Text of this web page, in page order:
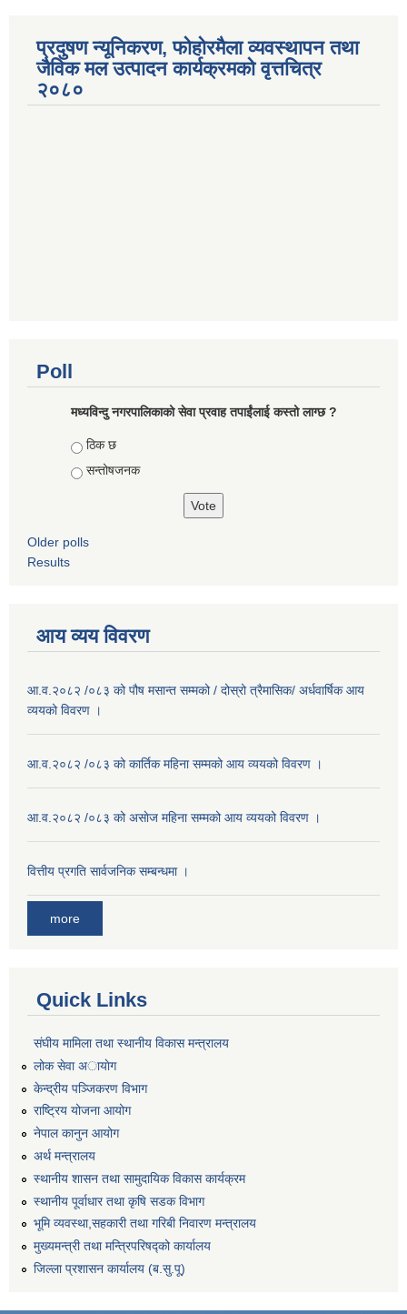
प्रदुषण न्यूनिकरण, फोहोरमैला व्यवस्थापन तथा
जैविक मल उत्पादन कार्यक्रमको वृत्तचित्र
२०८०
Poll
मध्यविन्दु नगरपालिकाको सेवा प्रवाह तपाईंलाई कस्तो लाग्छ ?
Choices
ठिक छ
सन्तोषजनक
Older polls
Results
आय व्यय विवरण
आ.व.२०८२ /०८३ को पौष मसान्त सम्मको / दोस्रो त्रैमासिक/ अर्धवार्षिक आय
व्ययको विवरण ।
आ.व.२०८२ /०८३ को कार्तिक महिना सम्मको आय व्ययको विवरण ।
आ.व.२०८२ /०८३ को असाेज महिना सम्मको आय व्ययको विवरण ।
वित्तीय प्रगति सार्वजनिक सम्बन्धमा ।
more
Quick Links
संघीय मामिला तथा स्थानीय विकास मन्त्रालय
लोक सेवा अायाेग
केन्द्रीय पञ्जिकरण विभाग
राष्ट्रिय योजना आयोग
नेपाल कानुन आयोग
अर्थ मन्त्रालय
स्थानीय शासन तथा सामुदायिक विकास कार्यक्रम
स्थानीय पूर्वाधार तथा कृषि सडक विभाग
भूमि व्यवस्था,सहकारी तथा गरिबी निवारण मन्त्रालय
मुख्यमन्त्री तथा मन्त्रिपरिषद्को कार्यालय
जिल्ला प्रशासन कार्यालय (ब.सु.पू)